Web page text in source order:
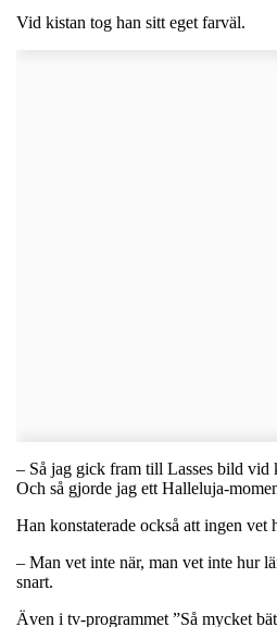
Vid kistan tog han sitt eget farväl.
– Så jag gick fram till Lasses bild
Och så gjorde jag ett Halleluja-
Han konstaterade också att ingen vet
– Man vet inte när, man vet inte hur
snart.
Även i tv-programmet ”Så mycket